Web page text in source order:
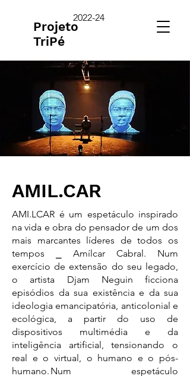
Projeto
TriPé
2022-24
AMIL.CAR
AMI.LCAR é um espetáculo inspirado
na vida e obra do pensador de um dos
mais marcantes líderes de todos os
tempos ⎯ Amílcar Cabral. Num
exercício de extensão do seu legado,
o artista Djam Neguin ficciona
episódios da sua existência e da sua
ideologia emancipatória, anticolonial e
ecológica, a partir do uso de
dispositivos multimédia e da
inteligência artificial, tensionando o
real e o virtual, o humano e o pós-
humano. Num espetáculo